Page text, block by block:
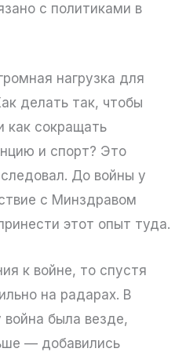
с политиками в
нагрузка для
делать так, чтобы
сокращать
и спорт? Это
До войны у
с Минздравом
этот опыт туда.
к войне, то спустя
на радарах. В
была везде,
— добавились